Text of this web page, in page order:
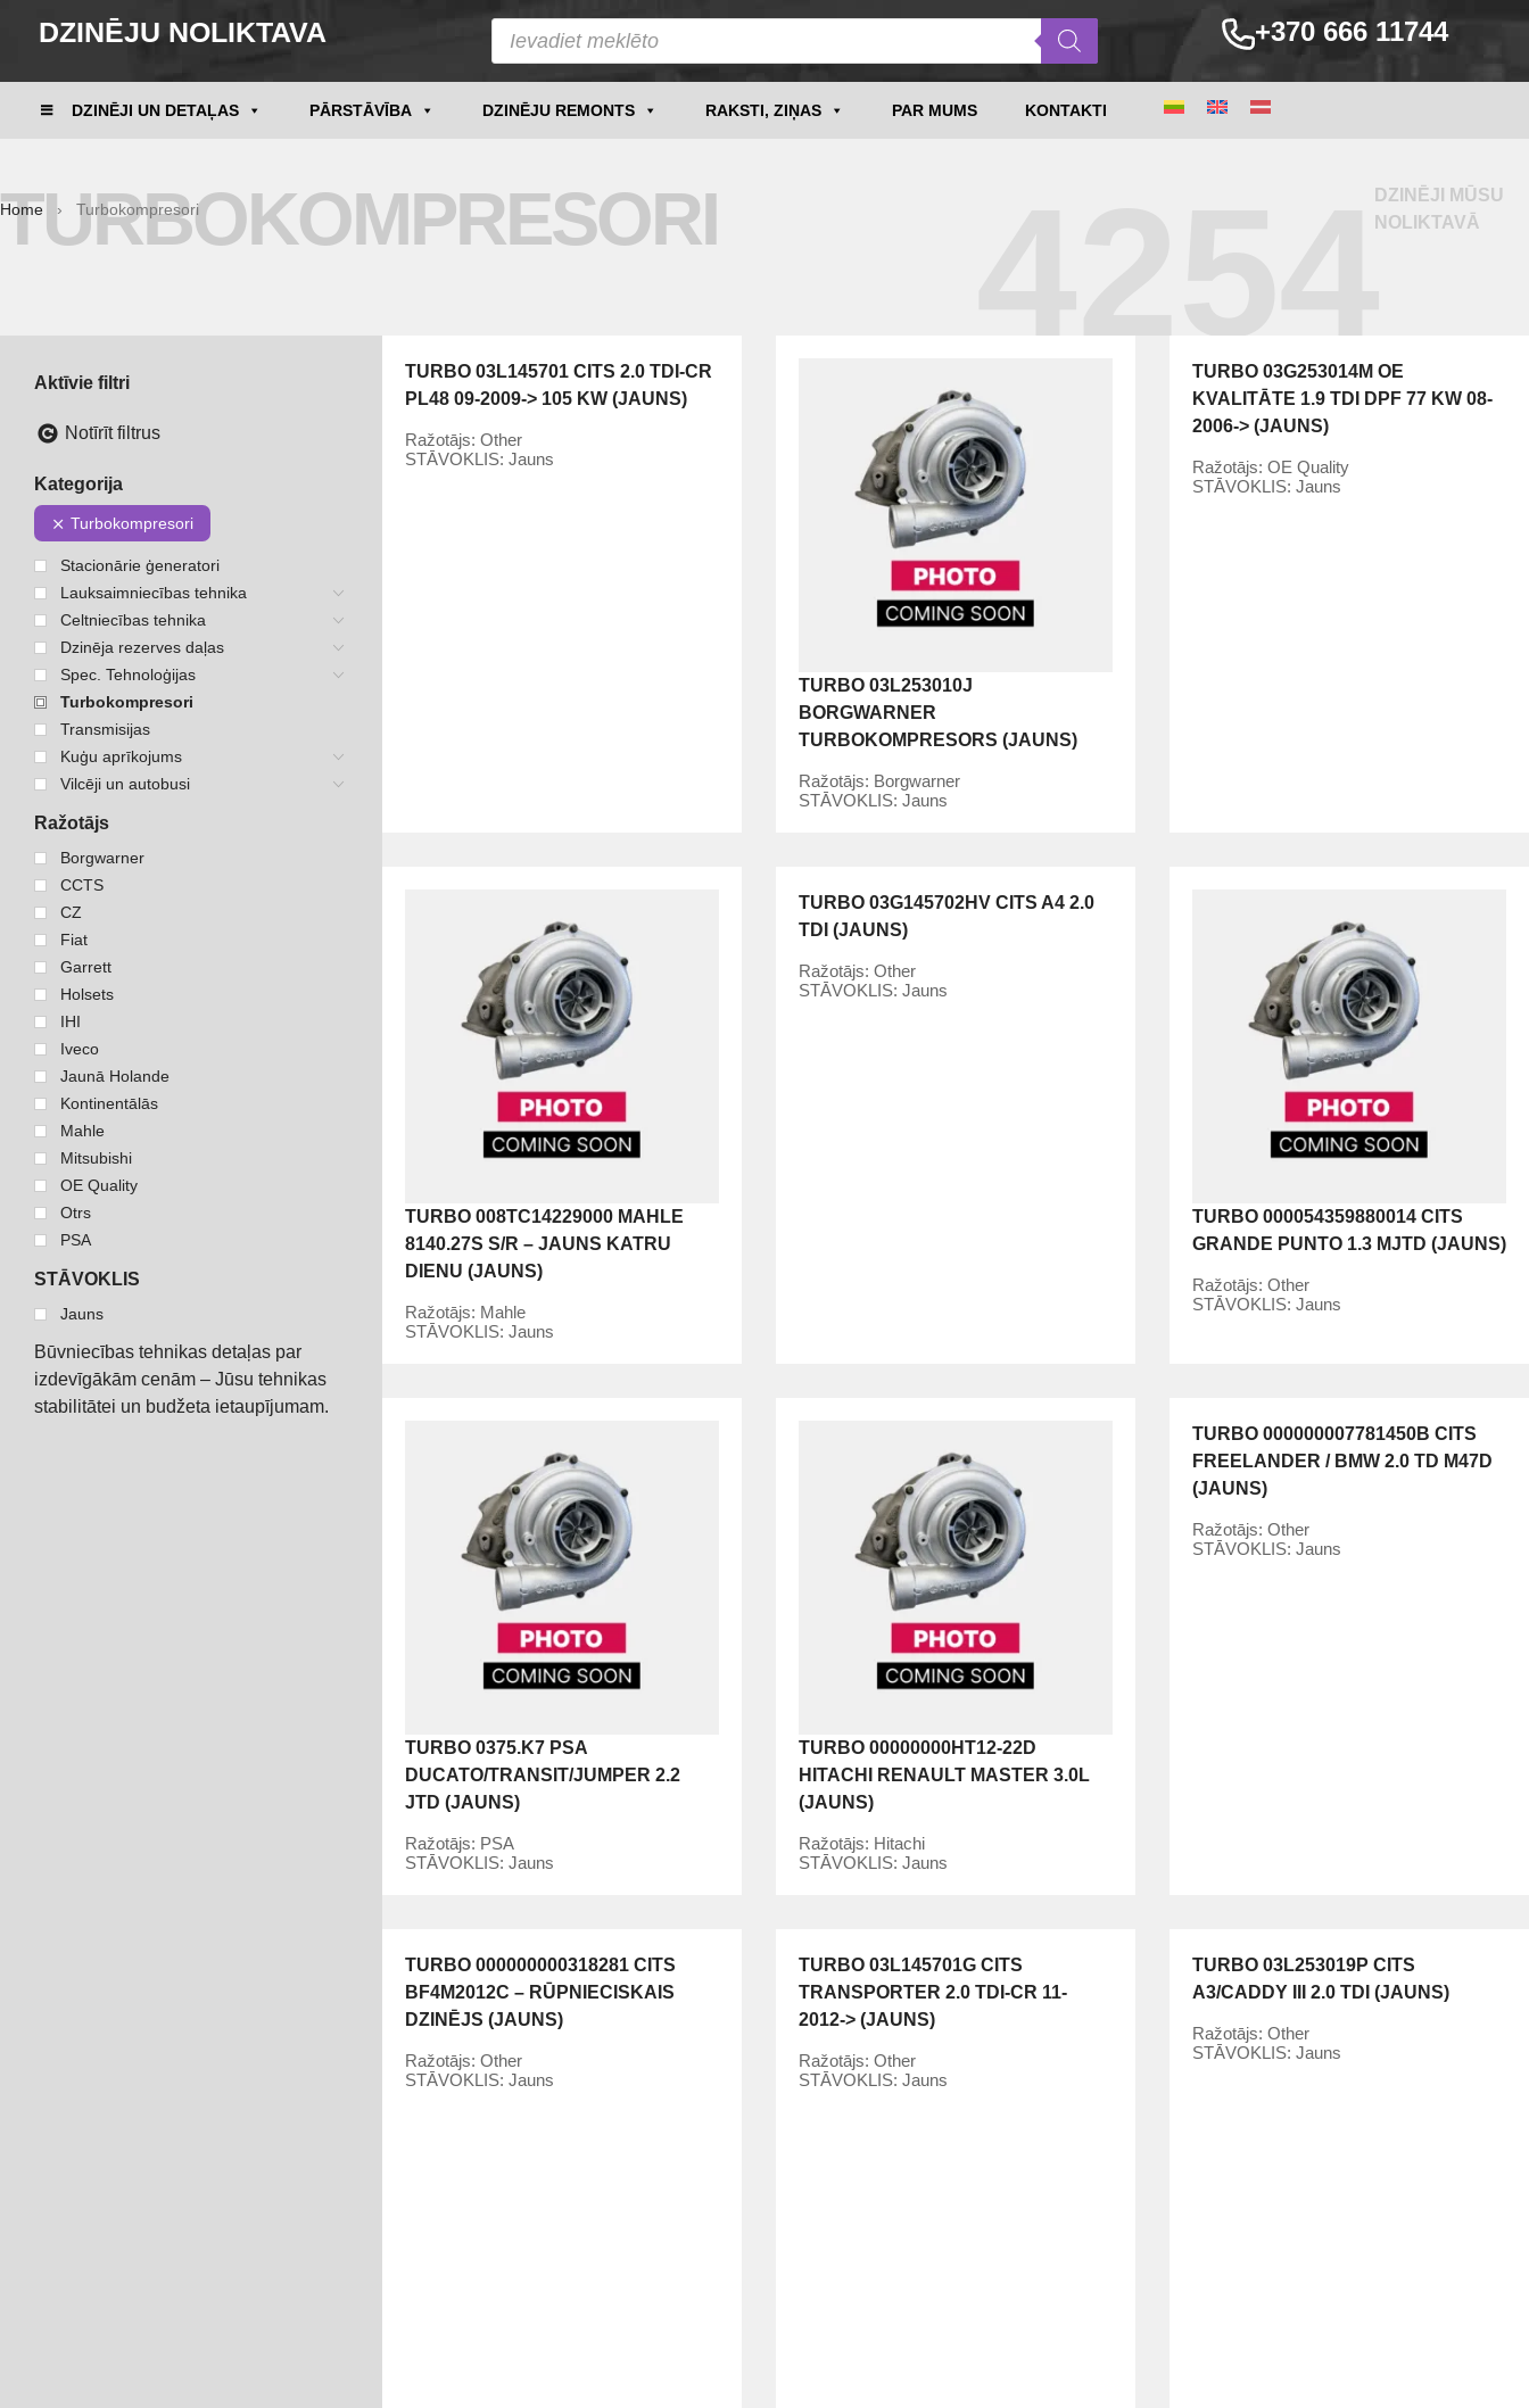
DZINĒJU NOLIKTAVA +370 666 11744
DZINĒJI UN DETAĻAS PĀRSTĀVĪBA DZINĒJU REMONTS RAKSTI, ZIŅAS PAR MUMS KONTAKTI
Home › Turbokompresori
TURBOKOMPRESORI 4254DZINĒJI MŪSU
NOLIKTAVĀ
Aktīvie filtri
Notīrīt filtrus
Kategorija
Turbokompresori
Stacionārie ģeneratori
Lauksaimniecības tehnika
Celtniecības tehnika
Dzinēja rezerves daļas
Spec. Tehnoloģijas
Turbokompresori
Transmisijas
Kuģu aprīkojums
Vilcēji un autobusi
Ražotājs
Borgwarner
CCTS
CZ
Fiat
Garrett
Holsets
IHI
Iveco
Jaunā Holande
Kontinentālās
Mahle
Mitsubishi
OE Quality
Otrs
PSA
STĀVOKLIS
Jauns
Būvniecības tehnikas detaļas par
izdevīgākām cenām – Jūsu tehnikas
stabilitātei un budžeta ietaupījumam.
TURBO 03L145701 CITS 2.0 TDI-CR
PL48 09-2009-> 105 KW (JAUNS)
Ražotājs: Other
STĀVOKLIS: Jauns
TURBO 03L253010J
BORGWARNER
TURBOKOMPRESORS (JAUNS)
Ražotājs: Borgwarner
STĀVOKLIS: Jauns
TURBO 03G253014M OE
KVALITĀTE 1.9 TDI DPF 77 KW 08-
2006-> (JAUNS)
Ražotājs: OE Quality
STĀVOKLIS: Jauns
TURBO 008TC14229000 MAHLE
8140.27S S/R – JAUNS KATRU
DIENU (JAUNS)
Ražotājs: Mahle
STĀVOKLIS: Jauns
TURBO 03G145702HV CITS A4 2.0
TDI (JAUNS)
Ražotājs: Other
STĀVOKLIS: Jauns
TURBO 000054359880014 CITS
GRANDE PUNTO 1.3 MJTD (JAUNS)
Ražotājs: Other
STĀVOKLIS: Jauns
TURBO 0375.K7 PSA
DUCATO/TRANSIT/JUMPER 2.2
JTD (JAUNS)
Ražotājs: PSA
STĀVOKLIS: Jauns
TURBO 00000000HT12-22D
HITACHI RENAULT MASTER 3.0L
(JAUNS)
Ražotājs: Hitachi
STĀVOKLIS: Jauns
TURBO 000000007781450B CITS
FREELANDER / BMW 2.0 TD M47D
(JAUNS)
Ražotājs: Other
STĀVOKLIS: Jauns
TURBO 000000000318281 CITS
BF4M2012C – RŪPNIECISKAIS
DZINĒJS (JAUNS)
Ražotājs: Other
STĀVOKLIS: Jauns
TURBO 03L145701G CITS
TRANSPORTER 2.0 TDI-CR 11-
2012-> (JAUNS)
Ražotājs: Other
STĀVOKLIS: Jauns
TURBO 03L253019P CITS
A3/CADDY III 2.0 TDI (JAUNS)
Ražotājs: Other
STĀVOKLIS: Jauns